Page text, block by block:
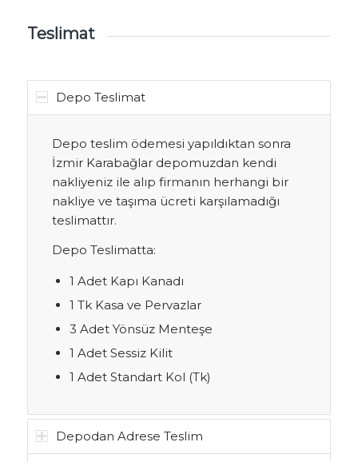
Teslimat
Depo Teslimat
Depo teslim ödemesi yapıldıktan sonra
İzmir Karabağlar depomuzdan kendi
nakliyeniz ile alıp firmanın herhangi bir
nakliye ve taşıma ücreti karşılamadığı
teslimattır.
Depo Teslimatta:
1 Adet Kapı Kanadı
1 Tk Kasa ve Pervazlar
3 Adet Yönsüz Menteşe
1 Adet Sessiz Kilit
1 Adet Standart Kol (Tk)
Depodan Adrese Teslim